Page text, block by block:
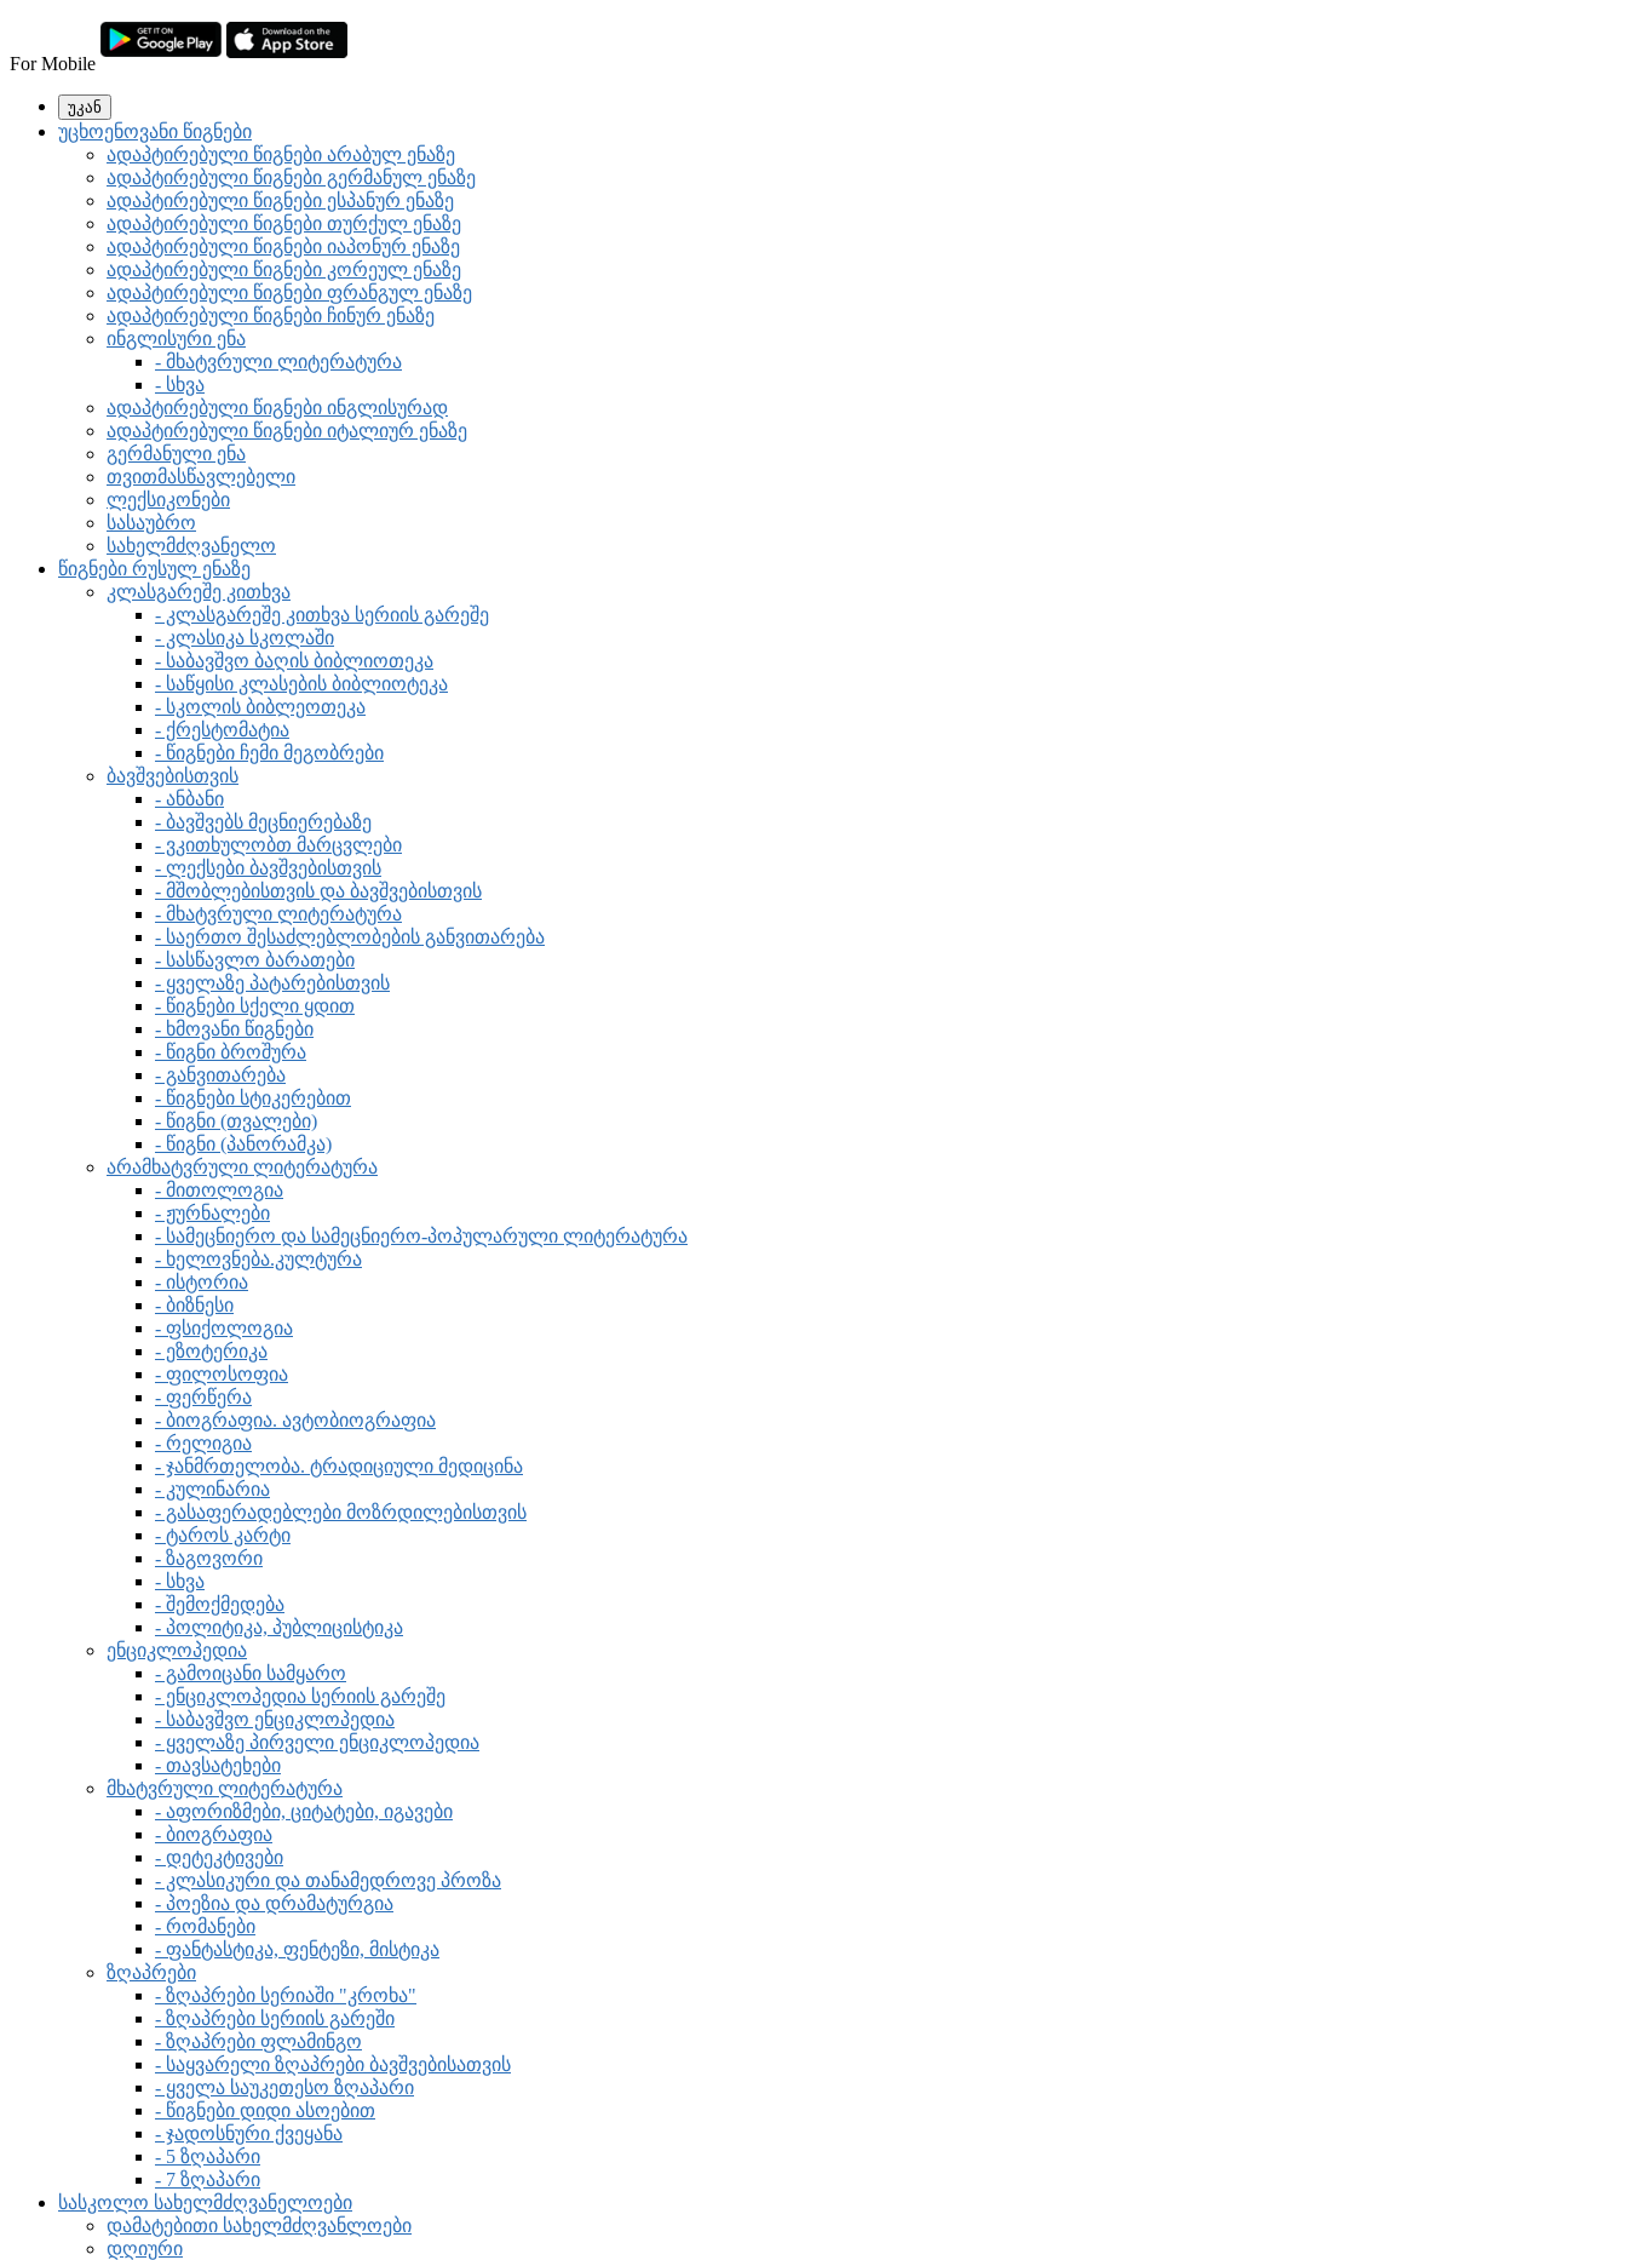
For Mobile
უკან
უცხოენოვანი წიგნები
ადაპტირებული წიგნები არაბულ ენაზე
ადაპტირებული წიგნები გერმანულ ენაზე
ადაპტირებული წიგნები ესპანურ ენაზე
ადაპტირებული წიგნები თურქულ ენაზე
ადაპტირებული წიგნები იაპონურ ენაზე
ადაპტირებული წიგნები კორეულ ენაზე
ადაპტირებული წიგნები ფრანგულ ენაზე
ადაპტირებული წიგნები ჩინურ ენაზე
ინგლისური ენა
- მხატვრული ლიტერატურა
- სხვა
ადაპტირებული წიგნები ინგლისურად
ადაპტირებული წიგნები იტალიურ ენაზე
გერმანული ენა
თვითმასწავლებელი
ლექსიკონები
სასაუბრო
სახელმძღვანელო
წიგნები რუსულ ენაზე
კლასგარეშე კითხვა
- კლასგარეშე კითხვა სერიის გარეშე
- კლასიკა სკოლაში
- საბავშვო ბაღის ბიბლიოთეკა
- საწყისი კლასების ბიბლიოტეკა
- სკოლის ბიბლეოთეკა
- ქრესტომატია
- წიგნები ჩემი მეგობრები
ბავშვებისთვის
- ანბანი
- ბავშვებს მეცნიერებაზე
- ვკითხულობთ მარცვლები
- ლექსები ბავშვებისთვის
- მშობლებისთვის და ბავშვებისთვის
- მხატვრული ლიტერატურა
- საერთო შესაძლებლობების განვითარება
- სასწავლო ბარათები
- ყველაზე პატარებისთვის
- წიგნები სქელი ყდით
- ხმოვანი წიგნები
- წიგნი ბროშურა
- განვითარება
- წიგნები სტიკერებით
- წიგნი (თვალები)
- წიგნი (პანორამკა)
არამხატვრული ლიტერატურა
- მითოლოგია
- ჟურნალები
- სამეცნიერო და სამეცნიერო-პოპულარული ლიტერატურა
- ხელოვნება.კულტურა
- ისტორია
- ბიზნესი
- ფსიქოლოგია
- ეზოტერიკა
- ფილოსოფია
- ფერწერა
- ბიოგრაფია. ავტობიოგრაფია
- რელიგია
- ჯანმრთელობა. ტრადიციული მედიცინა
- კულინარია
- გასაფერადებლები მოზრდილებისთვის
- ტაროს კარტი
- ზაგოვორი
- სხვა
- შემოქმედება
- პოლიტიკა, პუბლიცისტიკა
ენციკლოპედია
- გამოიცანი სამყარო
- ენციკლოპედია სერიის გარეშე
- საბავშვო ენციკლოპედია
- ყველაზე პირველი ენციკლოპედია
- თავსატეხები
მხატვრული ლიტერატურა
- აფორიზმები, ციტატები, იგავები
- ბიოგრაფია
- დეტეკტივები
- კლასიკური და თანამედროვე პროზა
- პოეზია და დრამატურგია
- რომანები
- ფანტასტიკა, ფენტეზი, მისტიკა
ზღაპრები
- ზღაპრები სერიაში "კროხა"
- ზღაპრები სერიის გარეში
- ზღაპრები ფლამინგო
- საყვარელი ზღაპრები ბავშვებისათვის
- ყველა საუკეთესო ზღაპარი
- წიგნები დიდი ასოებით
- ჯადოსნური ქვეყანა
- 5 ზღაპარი
- 7 ზღაპარი
სასკოლო სახელმძღვანელოები
დამატებითი სახელმძღვანლოები
დღიური